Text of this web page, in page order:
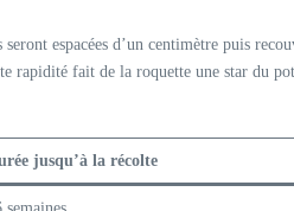
espacées d’un centimètre puis
rapidité fait de la roquette une star du
jusqu’à la récolte